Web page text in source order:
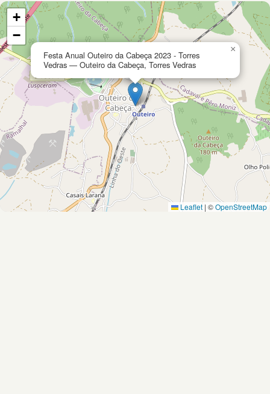
Festa Anual Outeiro da Cabeça 2023 - Torres
Vedras — Outeiro da Cabeça, Torres Vedras
×
+
−
Leaflet | ©OpenStreetMap